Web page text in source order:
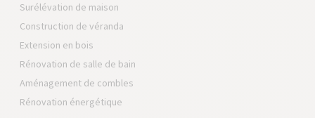
Surélévation de maison
Construction de véranda
Extension en bois
Rénovation de salle de bain
Aménagement de combles
Rénovation énergétique